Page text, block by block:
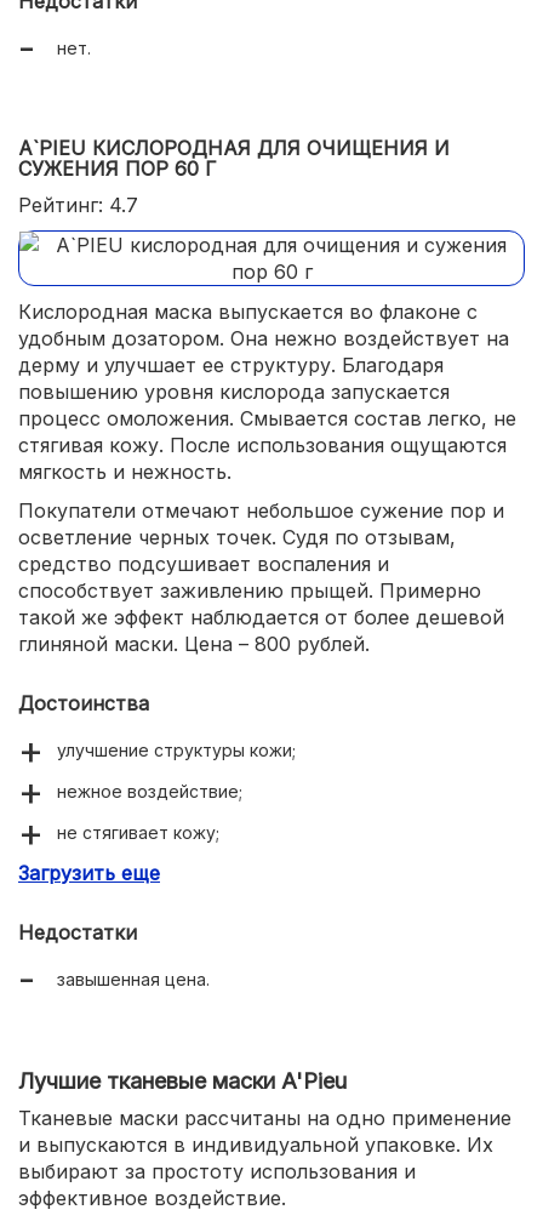
нет.
A`PIEU КИСЛОРОДНАЯ ДЛЯ ОЧИЩЕНИЯ И
СУЖЕНИЯ ПОР 60 Г
Рейтинг: 4.7
Кислородная маска выпускается во флаконе с
удобным дозатором. Она нежно воздействует на
дерму и улучшает ее структуру. Благодаря
повышению уровня кислорода запускается
процесс омоложения. Смывается состав легко, не
стягивая кожу. После использования ощущаются
мягкость и нежность.
Покупатели отмечают небольшое сужение пор и
осветление черных точек. Судя по отзывам,
средство подсушивает воспаления и
способствует заживлению прыщей. Примерно
такой же эффект наблюдается от более дешевой
глиняной маски. Цена – 800 рублей.
Достоинства
улучшение структуры кожи;
нежное воздействие;
не стягивает кожу;
осветляет черные точки.
Загрузить еще
Недостатки
завышенная цена.
Лучшие тканевые маски A'Pieu
Тканевые маски рассчитаны на одно применение
и выпускаются в индивидуальной упаковке. Их
выбирают за простоту использования и
эффективное воздействие.